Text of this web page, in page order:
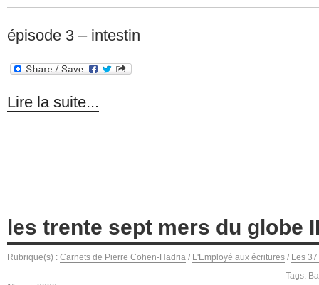
épisode 3 – intestin
Lire la suite...
les trente sept mers du globe
Rubrique(s) : Carnets de Pierre Cohen-Hadria / L'Employé aux écritures / Les
Tags: